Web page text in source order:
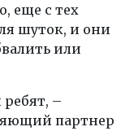
еще с тех
шуток, и они
или
ребят, –
партнер